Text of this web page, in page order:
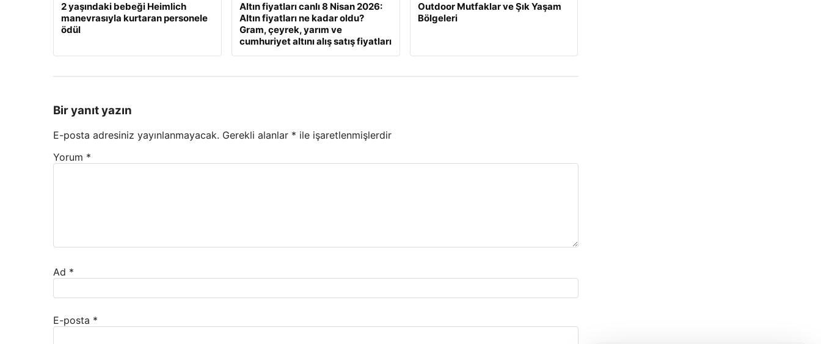
2 yaşındaki bebeği Heimlich
manevrasıyla kurtaran personele
ödül
Altın fiyatları canlı 8 Nisan 2026:
Altın fiyatları ne kadar oldu?
Gram, çeyrek, yarım ve
cumhuriyet altını alış satış fiyatları
Outdoor Mutfaklar ve Şık Yaşam
Bölgeleri
Bir yanıt yazın
E-posta adresiniz yayınlanmayacak. Gerekli alanlar * ile işaretlenmişlerdir
Yorum *
Ad *
E-posta *